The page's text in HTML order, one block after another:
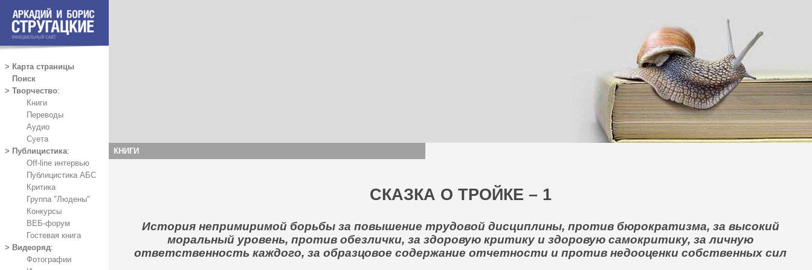
> Карта страницы
Поиск
> Творчество:
Книги
Переводы
Аудио
Суета
> Публицистика:
Off-line интервью
Публицистика АБС
Критика
Группа "Людены"
Конкурсы
ВЕБ-форум
Гостевая книга
> Видеоряд:
Фотографии
КНИГИ
СКАЗКА О ТРОЙКЕ – 1
История непримиримой борьбы за повышение трудовой дисциплины, против бюрократизма, за высокий
моральный уровень, против обезлички, за здоровую критику и здоровую самокритику, за личную
ответственность каждого, за образцовое содержание отчетности и против недооценки собственных сил